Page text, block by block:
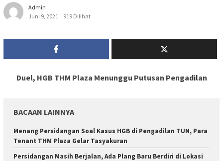
Admin
Juni 9, 2021
919 Dilihat
Duel, HGB THM Plaza Menunggu Putusan Pengadilan
BACAAN LAINNYA
Menang Persidangan Soal Kasus HGB di Pengadilan TUN, Para
Tenant THM Plaza Gelar Tasyakuran
Persidangan Masih Berjalan, Ada Plang Baru Berdiri di Lokasi